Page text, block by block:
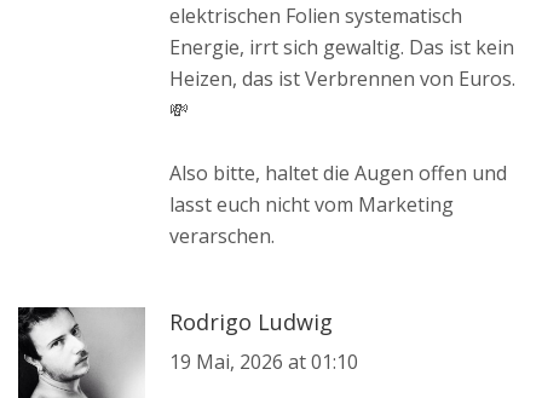
elektrischen Folien systematisch
Energie, irrt sich gewaltig. Das ist kein
Heizen, das ist Verbrennen von Euros.
💸
Also bitte, haltet die Augen offen und
lasst euch nicht vom Marketing
verarschen.
Rodrigo Ludwig
19 Mai, 2026 at 01:10